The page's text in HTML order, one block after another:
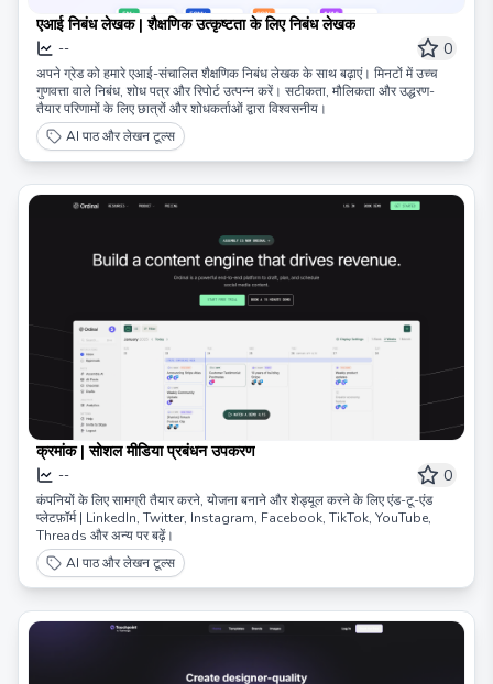
एआई निबंध लेखक | शैक्षणिक उत्कृष्टता के लिए निबंध लेखक
-- 0
अपने ग्रेड को हमारे एआई-संचालित शैक्षणिक निबंध लेखक के साथ बढ़ाएं। मिनटों में उच्च
गुणवत्ता वाले निबंध, शोध पत्र और रिपोर्ट उत्पन्न करें। सटीकता, मौलिकता और उद्धरण-
तैयार परिणामों के लिए छात्रों और शोधकर्ताओं द्वारा विश्वसनीय।
AI पाठ और लेखन टूल्स
क्रमांक | सोशल मीडिया प्रबंधन उपकरण
-- 0
कंपनियों के लिए सामग्री तैयार करने, योजना बनाने और शेड्यूल करने के लिए एंड-टू-एंड
प्लेटफ़ॉर्म | LinkedIn, Twitter, Instagram, Facebook, TikTok, YouTube,
Threads और अन्य पर बढ़ें।
AI पाठ और लेखन टूल्स